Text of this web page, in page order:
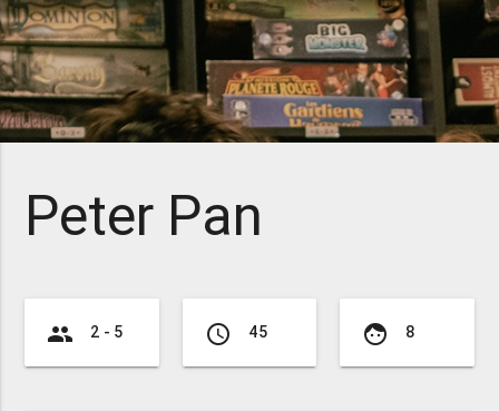
Peter Pan
group 2 - 5 access_time 45 face 8